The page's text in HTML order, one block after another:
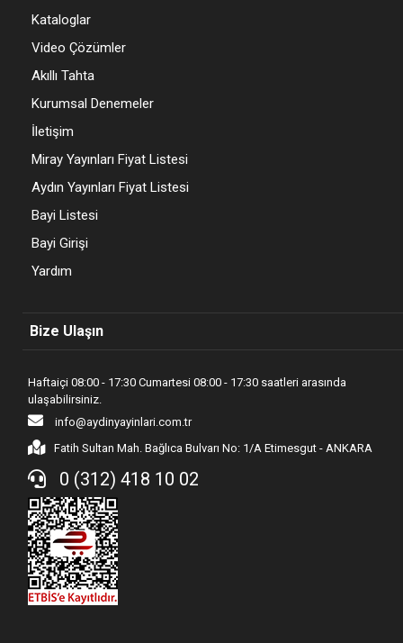
Kataloglar
Video Çözümler
Akıllı Tahta
Kurumsal Denemeler
İletişim
Miray Yayınları Fiyat Listesi
Aydın Yayınları Fiyat Listesi
Bayi Listesi
Bayi Girişi
Yardım
Bize Ulaşın
Haftaiçi 08:00 - 17:30 Cumartesi 08:00 - 17:30 saatleri arasında
ulaşabilirsiniz.
info@aydinyayinlari.com.tr
Fatih Sultan Mah. Bağlıca Bulvarı No: 1/A Etimesgut - ANKARA
0 (312) 418 10 02